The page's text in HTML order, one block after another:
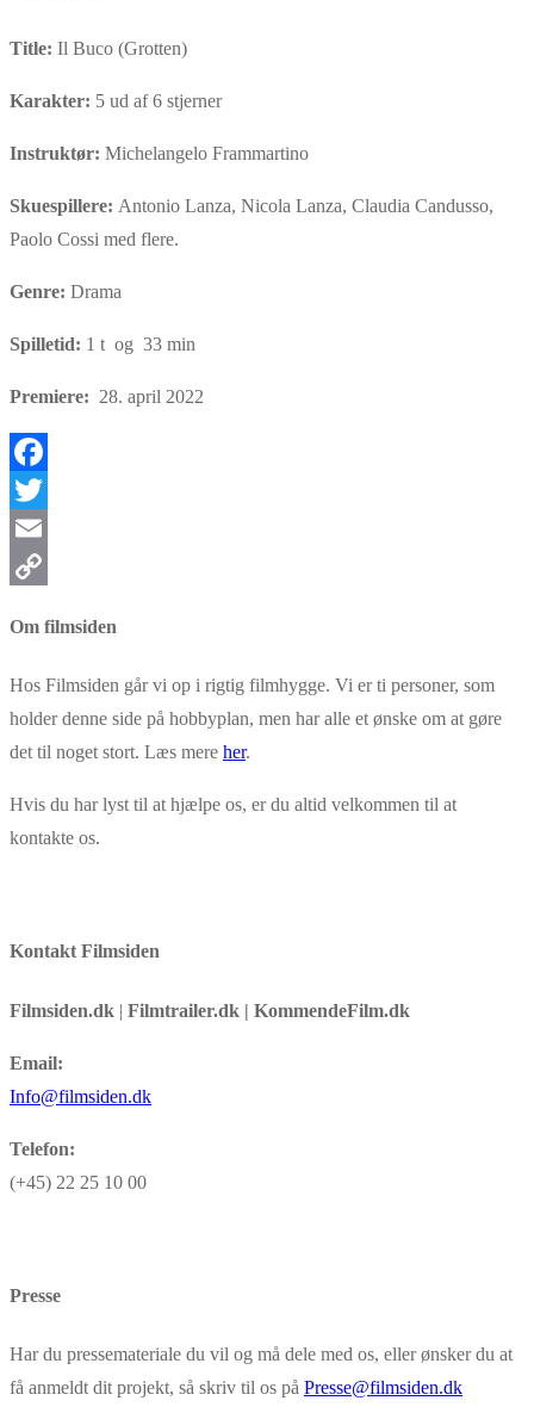
Title: Il Buco (Grotten)
Karakter: 5 ud af 6 stjerner
Instruktør: Michelangelo Frammartino
Skuespillere: Antonio Lanza, Nicola Lanza, Claudia Candusso,
Paolo Cossi med flere.
Genre: Drama
Spilletid: 1 t og 33 min
Premiere: 28. april 2022
Facebook
Twitter
Email
Om filmsiden
Hos Filmsiden går vi op i rigtig filmhygge. Vi er ti personer, som
holder denne side på hobbyplan, men har alle et ønske om at gøre
det til noget stort. Læs mere her.
Hvis du har lyst til at hjælpe os, er du altid velkommen til at
kontakte os.
Kontakt Filmsiden
Filmsiden.dk | Filmtrailer.dk | KommendeFilm.dk
Email:
Info@filmsiden.dk
Telefon:
(+45) 22 25 10 00
Presse
Har du pressemateriale du vil og må dele med os, eller ønsker du at
få anmeldt dit projekt, så skriv til os på Presse@filmsiden.dk